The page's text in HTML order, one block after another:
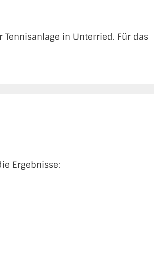
in Unterried. Für das
Ergebnisse: